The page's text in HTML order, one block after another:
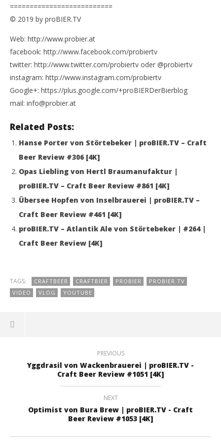
==========================
© 2019 by proBIER.TV
Web: http://www.probier.at
facebook: http://www.facebook.com/probiertv
twitter: http://www.twitter.com/probiertv oder @probiertv
instagram: http://www.instagram.com/probiertv
Google+: https://plus.google.com/+proBIERDerBierblog
mail: info@probier.at
Related Posts:
Hanse Porter von Störtebeker | proBIER.TV – Craft
Beer Review #306 [4K]
Opas Liebling von Hertl Braumanufaktur |
proBIER.TV – Craft Beer Review #861 [4K]
Übersee Hopfen von Inselbrauerei | proBIER.TV –
Craft Beer Review #461 [4K]
proBIER.TV – Atlantik Ale von Störtebeker | #264 |
Craft Beer Review [4K]
TAGS: CRAFTBEER CRAFTBIER PROBIER
PROBIER.TV
VIDEO
VLOG YOUTUBE
PREVIOUS
Yggdrasil von Wackenbrauerei | proBIER.TV -
Craft Beer Review #1051 [4K]
NEXT
Optimist von Bura Brew | proBIER.TV - Craft
Beer Review #1053 [4K]